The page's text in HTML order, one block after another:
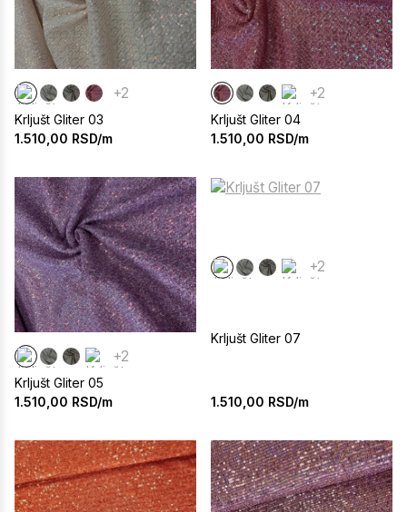
+2
Krljušt Gliter 03
1.510,00 RSD/m
+2
Krljušt Gliter 04
1.510,00 RSD/m
+2
Krljušt Gliter 05
1.510,00 RSD/m
+2
Krljušt Gliter 07
1.510,00 RSD/m